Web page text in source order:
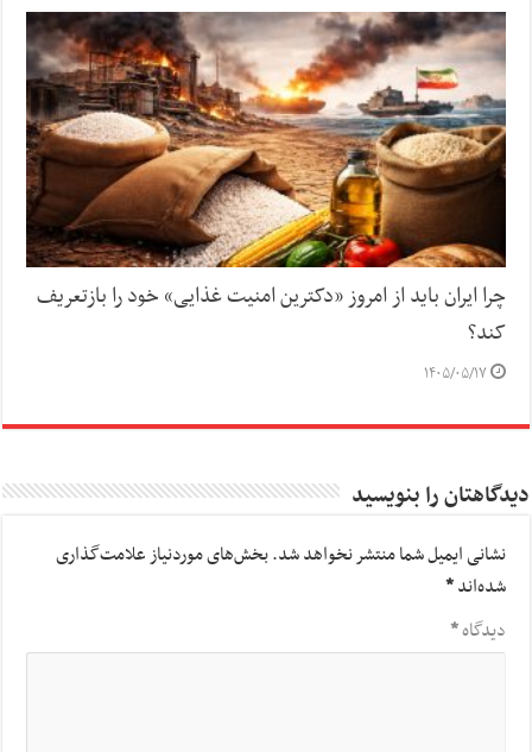
چرا ایران باید از امروز «دکترین امنیت غذایی» خود را بازتعریف
کند؟
۱۴۰۵/۰۵/۱۷
دیدگاهتان را بنویسید
نشانی ایمیل شما منتشر نخواهد شد.بخش‌های موردنیاز علامت‌گذاری
شده‌اند*
دیدگاه*